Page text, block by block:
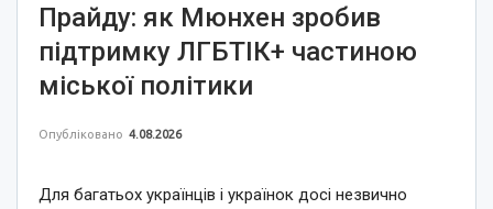
Прайду: як Мюнхен зробив
підтримку ЛГБТІК+ частиною
міської політики
Опубліковано 4.08.2026
Для багатьох українців і українок досі незвично